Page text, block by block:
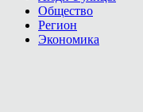
Общество
Регион
Экономика